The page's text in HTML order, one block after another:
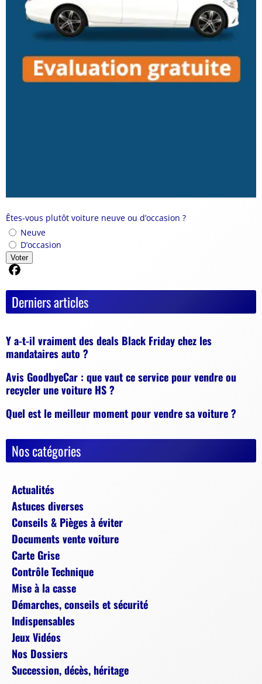
Êtes-vous plutôt voiture neuve ou d’occasion ?
Neuve
D’occasion
Voter
Derniers articles
Y a-t-il vraiment des deals Black Friday chez les
mandataires auto ?
Avis GoodbyeCar : que vaut ce service pour vendre ou
recycler une voiture HS ?
Quel est le meilleur moment pour vendre sa voiture ?
Nos catégories
Actualités
Astuces diverses
Conseils & Pièges à éviter
Documents vente voiture
Carte Grise
Contrôle Technique
Mise à la casse
Démarches, conseils et sécurité
Indispensables
Jeux Vidéos
Nos Dossiers
Succession, décès, héritage